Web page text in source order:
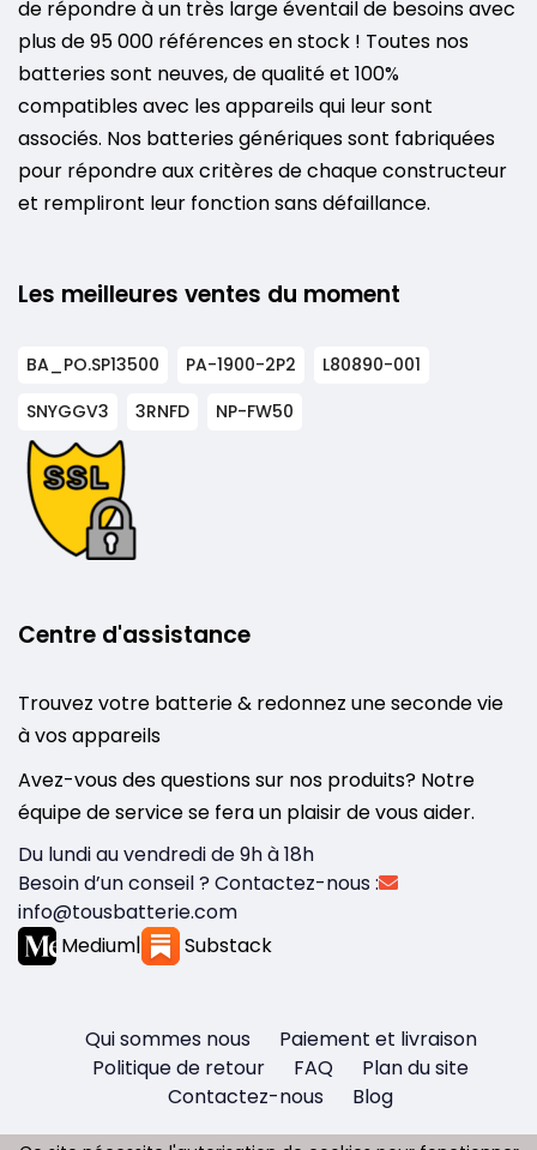
de répondre à un très large éventail de besoins avec
plus de 95 000 références en stock ! Toutes nos
batteries sont neuves, de qualité et 100%
compatibles avec les appareils qui leur sont
associés. Nos batteries génériques sont fabriquées
pour répondre aux critères de chaque constructeur
et rempliront leur fonction sans défaillance.
Les meilleures ventes du moment
BA_PO.SP13500 PA-1900-2P2
L80890-001
SNYGGV3
3RNFD NP-FW50
Centre d'assistance
Trouvez votre batterie & redonnez une seconde vie
à vos appareils
Avez-vous des questions sur nos produits? Notre
équipe de service se fera un plaisir de vous aider.
Du lundi au vendredi de 9h à 18h
Besoin d’un conseil ? Contactez-nous :
info@tousbatterie.com
Medium| Substack
Qui sommes nous
Paiement et livraison
Politique de retour
FAQ
Plan du site
Contactez-nous
Blog